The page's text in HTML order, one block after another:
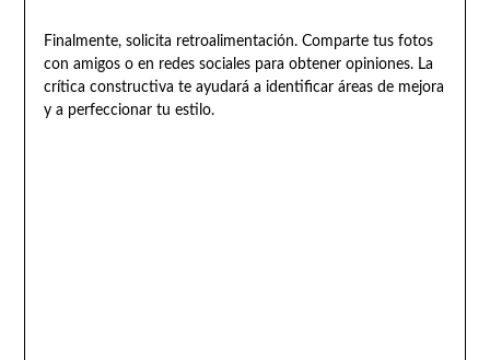
Finalmente, solicita retroalimentación. Comparte tus fotos
con amigos o en redes sociales para obtener opiniones. La
crítica constructiva te ayudará a identificar áreas de mejora
y a perfeccionar tu estilo.